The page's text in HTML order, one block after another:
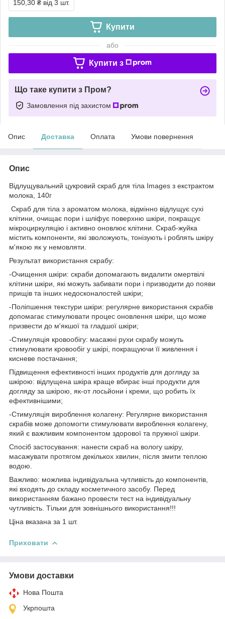
150,30 ₴ від 3 шт.
Купити
або
Купити з
Що таке купити з Пром?
Замовлення під захистом
Опис Доставка Оплата Умови повернення
Опис
Відлущувальний цукровий скраб для тіла Images з екстрактом
молока, 140г
Скраб для тіла з ароматом молока, відмінно відлущує сухі
клітини, очищає пори і шліфує поверхню шкіри, покращує
мікроциркуляцію і активно оновлює клітини. Скраб-жуйка
містить компоненти, які зволожують, тонізують і роблять шкіру
м'якою як у немовляти.
Результат використання скрабу:
-Очищення шкіри: скраби допомагають видалити омертвілі
клітини шкіри, які можуть забивати пори і призводити до появи
прищів та інших недосконалостей шкіри;
-Поліпшення текстури шкіри: регулярне використання скрабів
допомагає стимулювати процес оновлення шкіри, що може
призвести до м'якшої та гладшої шкіри;
-Стимуляція кровообігу: масажні рухи скрабу можуть
стимулювати кровообіг у шкірі, покращуючи її живлення і
кисневе постачання;
Підвищення ефективності інших продуктів для догляду за
шкірою: відлущена шкіра краще вбирає інші продукти для
догляду за шкірою, як-от лосьйони і креми, що робить їх
ефективнішими;
-Стимуляція вироблення колагену: Регулярне використання
скрабів може допомогти стимулювати вироблення колагену,
який є важливим компонентом здорової та пружної шкіри.
Спосіб застосування: нанести скраб на вологу шкіру,
масажувати протягом декількох хвилин, після змити теплою
водою.
Важливо: можлива індивідуальна чутливість до компонентів,
які входять до складу косметичного засобу. Перед
використанням бажано провести тест на індивідуальну
чутливість. Тільки для зовнішнього використання!!!
Ціна вказана за 1 шт.
Приховати
Умови доставки
Нова Пошта
Укрпошта